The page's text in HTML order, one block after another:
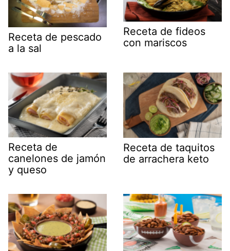
Receta de pescado
a la sal
Receta de fideos
con mariscos
Receta de
canelones de jamón
y queso
Receta de taquitos
de arrachera keto